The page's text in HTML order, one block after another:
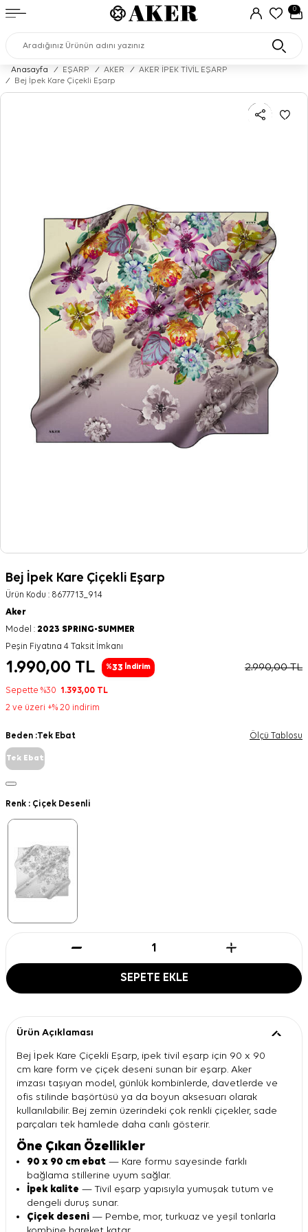
0
Anasayfa / EŞARP / AKER /
AKER İPEK TİVİL EŞARP
/
Bej İpek Kare Çiçekli Eşarp
Bej İpek Kare Çiçekli Eşarp
Ürün Kodu : 8677713_914
Aker
Model : 2023 SPRING-SUMMER
Peşin Fiyatına 4 Taksit İmkanı
1.990,00 TL %33 İndirim 2.990,00TL
Sepette %30 1.393,00 TL
2 ve üzeri +% 20 indirim
Beden :Tek Ebat Ölçü Tablosu
Tek Ebat
Renk : Çiçek Desenli
SEPETE EKLE
Ürün Açıklaması
Bej İpek Kare Çiçekli Eşarp, ipek tivil eşarp için 90 x 90
cm kare form ve çiçek deseni sunan bir eşarp. Aker
imzası taşıyan model, günlük kombinlerde, davetlerde ve
ofis stilinde başörtüsü ya da boyun aksesuarı olarak
kullanılabilir. Bej zemin üzerindeki çok renkli çiçekler, sade
parçaları tek hamlede daha canlı gösterir.
Öne Çıkan Özellikler
90 x 90 cm ebat — Kare formu sayesinde farklı
bağlama stillerine uyum sağlar.
İpek kalite — Tivil eşarp yapısıyla yumuşak tutum ve
dengeli duruş sunar.
Çiçek deseni — Pembe, mor, turkuaz ve yeşil tonlarla